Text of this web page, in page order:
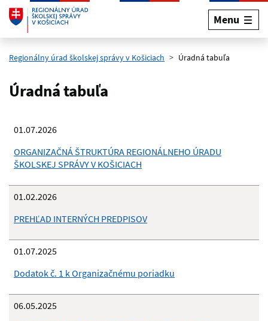
Preskočiť na hlavný obsah
Menu
Regionálny úrad školskej správy v Košiciach Úradná tabuľa
Úradná tabuľa
01.07.2026
ORGANIZAČNÁ ŠTRUKTÚRA REGIONÁLNEHO ÚRADU
ŠKOLSKEJ SPRÁVY V KOŠICIACH
01.02.2026
PREHĽAD INTERNÝCH PREDPISOV
01.07.2025
Dodatok č. 1 k Organizačnému poriadku
06.05.2025